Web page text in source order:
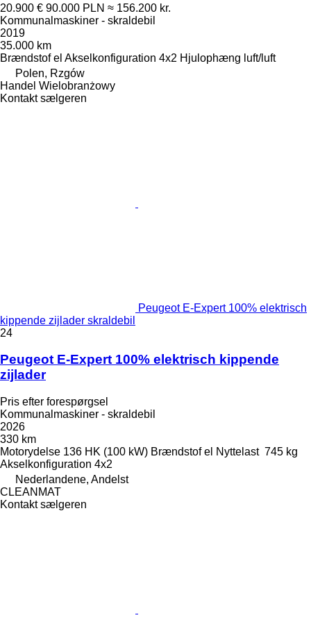
20.900 € 90.000 PLN ≈ 156.200 kr.
Kommunalmaskiner - skraldebil
2019
35.000 km
Brændstof el Akselkonfiguration 4x2 Hjulophæng luft/luft
Polen, Rzgów
Handel Wielobranżowy
Kontakt sælgeren
Peugeot E-Expert 100% elektrisch
kippende zijlader skraldebil
24
Peugeot E-Expert 100% elektrisch kippende
zijlader
Pris efter forespørgsel
Kommunalmaskiner - skraldebil
2026
330 km
Motorydelse 136 HK (100 kW) Brændstof el Nyttelast 745 kg
Akselkonfiguration 4x2
Nederlandene, Andelst
CLEANMAT
Kontakt sælgeren